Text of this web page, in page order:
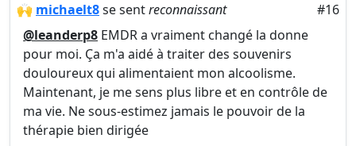
🙌 michaelt8se sentreconnaissant
#16
@leanderp8 EMDR a vraiment changé la donne
pour moi. Ça m'a aidé à traiter des souvenirs
douloureux qui alimentaient mon alcoolisme.
Maintenant, je me sens plus libre et en contrôle de
ma vie. Ne sous-estimez jamais le pouvoir de la
thérapie bien dirigée